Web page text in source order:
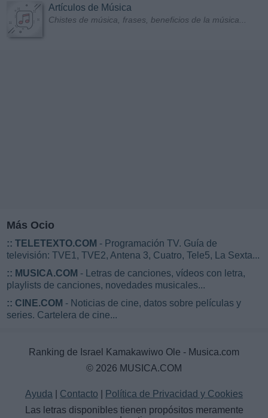
Artículos de Música
Chistes de música, frases, beneficios de la música...
Más Ocio
:: TELETEXTO.COM - Programación TV. Guía de
televisión: TVE1, TVE2, Antena 3, Cuatro, Tele5, La Sexta...
:: MUSICA.COM - Letras de canciones, vídeos con letra,
playlists de canciones, novedades musicales...
:: CINE.COM - Noticias de cine, datos sobre películas y
series. Cartelera de cine...
Ranking de Israel Kamakawiwo Ole - Musica.com
© 2026 MUSICA.COM
Ayuda Contacto
Política de Privacidad y Cookies
Las letras disponibles tienen propósitos meramente